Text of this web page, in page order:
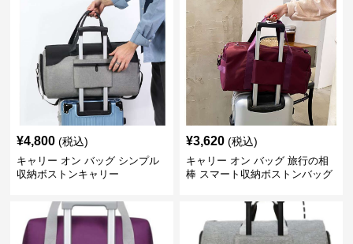
¥4,800 (税込)
キャリー オン バッグ シンプル
収納ボストンキャリー
¥3,620 (税込)
キャリー オン バッグ 旅行の相
棒 スマート収納ボストンバッグ